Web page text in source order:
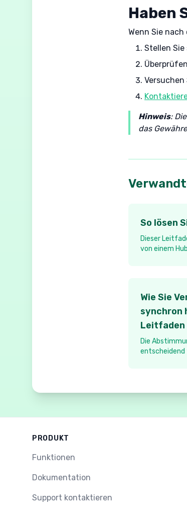
Haben
Wenn Sie
Stellen Sie
Hinweis:
das
So lösen
Dieser
von einem
Wie Sie
synchron
Leitfaden
Die
entscheidend
PRODUKT
Funktionen
Dokumentation
Support kontaktieren